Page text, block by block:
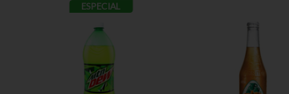
ESPECIAL